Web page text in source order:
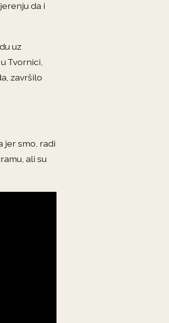
da i
uz
Tvornici,
završilo
jer smo, radi
ali su